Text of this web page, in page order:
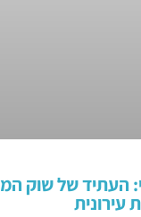
העתיד של שוק